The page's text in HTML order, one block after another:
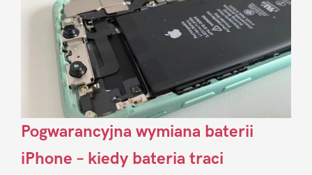
Pogwarancyjna wymiana baterii
iPhone – kiedy bateria traci